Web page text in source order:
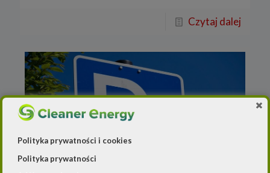
Czytaj dalej
Polityka prywatności i cookies
Polityka prywatności